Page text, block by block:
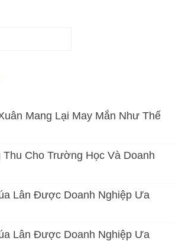
Mang Lại May Mắn Như Thế
Thu Cho Trường Học Và Doanh
Lân Được Doanh Nghiệp Ưa
Lân Được Doanh Nghiệp Ưa